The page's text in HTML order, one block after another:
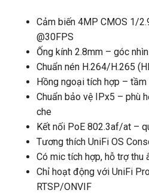
Cảm biến 4MP CMOS 1/
@30FPS
Ống kính 2.8mm – góc
Chuẩn nén H.264/H.265
Hồng ngoại tích hợp –
Chuẩn bảo vệ IPx5 – phù
che
Kết nối PoE 802.3af/at –
Tương thích UniFi OS
Có mic tích hợp, hỗ trợ thu
Chỉ hoạt động với UniFi
RTSP/ONVIF